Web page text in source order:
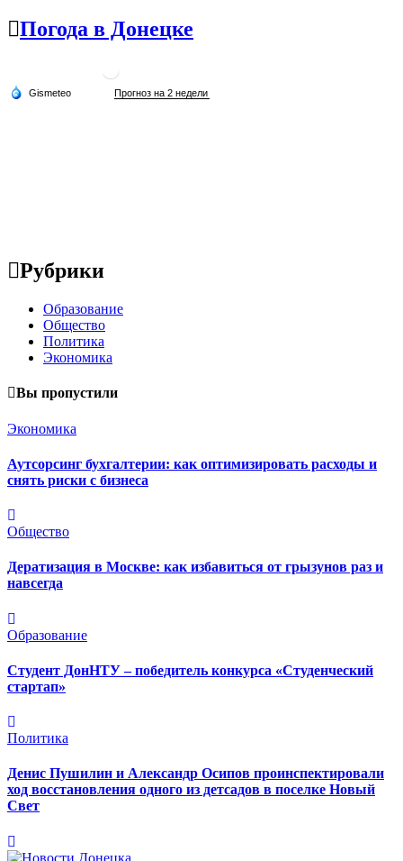
Погода в Донецке
Рубрики
Образование
Общество
Политика
Экономика
Вы пропустили
Экономика
Аутсорсинг бухгалтерии: как оптимизировать расходы и
снять риски с бизнеса
Общество
Дератизация в Москве: как избавиться от грызунов раз и
навсегда
Образование
Студент ДонНТУ – победитель конкурса «Студенческий
стартап»
Политика
Денис Пушилин и Александр Осипов проинспектировали
ход восстановления одного из детсадов в поселке Новый
Свет